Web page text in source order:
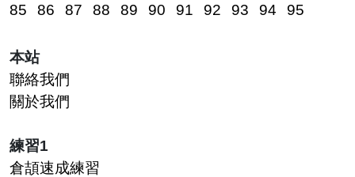
85
86 87 88 89 90 91 92 93 94 95
本站
聯絡我們
關於我們
練習1
倉頡速成練習